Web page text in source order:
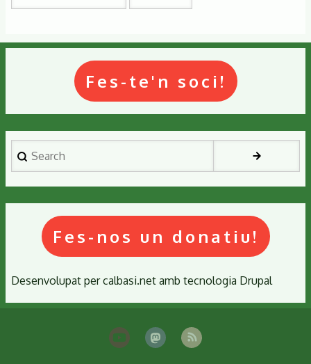
Fes-te'n soci!
Search
Fes-nos un donatiu!
Desenvolupat percalbasi.net amb tecnologia Drupal